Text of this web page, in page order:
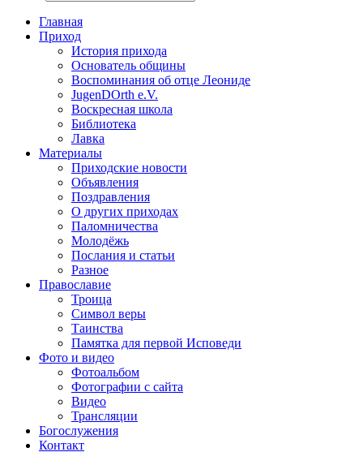
Главная
Приход
История прихода
Основатель общины
Воспоминания об отце Леониде
JugenDOrth e.V.
Воскресная школа
Библиотека
Лавка
Материалы
Приходские новости
Объявления
Поздравления
О других приходах
Паломничества
Молодёжь
Послания и статьи
Разное
Православие
Троица
Символ веры
Таинства
Памятка для первой Исповеди
Фото и видео
Фотоальбом
Фотографии с сайта
Видео
Трансляции
Богослужения
Контакт